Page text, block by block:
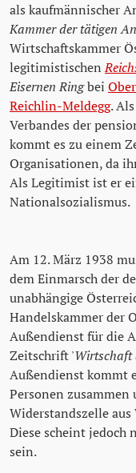
als kaufmännischer
Kammer der tätigen
Wirtschaftskammer
legitimistischen
Eisernen Ringbei
Reichlin-Meldegg.
Verbandes der
kommt es zu einem
Organisationen, da
Als Legitimist ist er
Nationalsozialismus.
Am 12. März 1938
dem Einmarsch der
unabhängige
Handelskammer der
Außendienst für die
Zeitschrift 'Wirtschaft
Außendienst kommt
Personen zusammen
Widerstandszelle
Diese scheint jedoch
sein.